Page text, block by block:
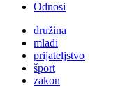
Odnosi
družina
mladi
prijateljstvo
šport
zakon